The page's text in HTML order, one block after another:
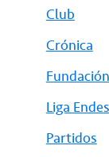
Club
Crónica
Fundación
Liga
Partidos